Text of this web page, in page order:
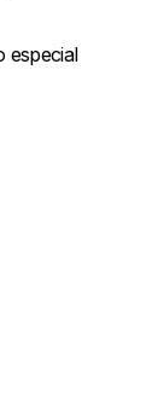
especial